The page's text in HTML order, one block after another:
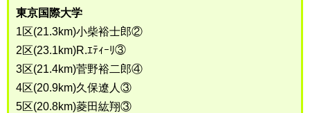
東京国際大学
1区(21.3km)小柴裕士郎②
2区(23.1km)R.ｴﾃｨｰﾘ③
3区(21.4km)菅野裕二郎④
4区(20.9km)久保遼人③
5区(20.8km)菱田紘翔③